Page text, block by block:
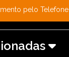
pelo Telefone